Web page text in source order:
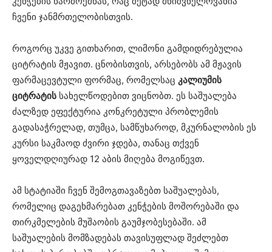
ჩვენი ჯანმრთელობისთვის.
როგორც უკვე გითხარით, ლიმონი გამდიდრებულია
ციტრატის მჟავით. ცნობისთვის, არსებობს ამ მჟავის
ფარმაცევტული ფორმაც, რომელსაც კალიუმის
ციტრატის სახელწოდებით ვიცნობთ. ეს საშუალება
ძალზედ ეფექტურია კონკრეტული პრობლემის
გადასაჭრელად, თუმცა, სამწუხაროდ, მკურნალობის ეს
კურსი საკმაოდ ძვირი ჯდება, თანაც თქვენ
ყოველდღიურად 12 აბის მიღება მოგიწევთ.
ამ სტატიაში ჩვენ შემოგთავაზებთ საშუალებას,
რომელიც დაგეხმარებათ კენჭების მოშორებაში და
თირკმელების მუშაობის გაუმჯობესებაში. ამ
საშუალების მომზადებას თავისუფლად შეძლებთ